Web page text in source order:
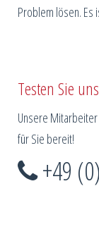
Problem lösen. Es
Testen Sie
Unsere
für Sie bereit!
+49